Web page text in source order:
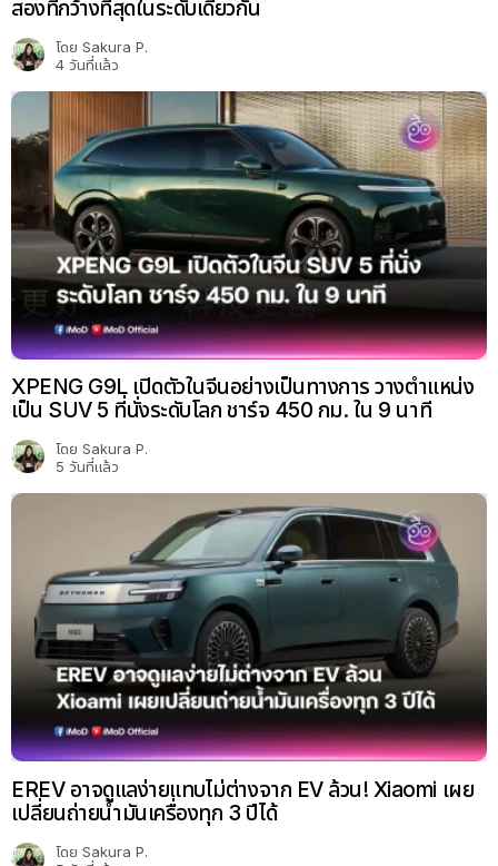
สองที่กว้างที่สุดในระดับเดียวกัน
โดย Sakura P.
4 วันที่แล้ว
XPENG G9L เปิดตัวในจีนอย่างเป็นทางการ วางตำแหน่ง
เป็น SUV 5 ที่นั่งระดับโลก ชาร์จ 450 กม. ใน 9 นาที
โดย Sakura P.
5 วันที่แล้ว
EREV อาจดูแลง่ายแทบไม่ต่างจาก EV ล้วน! Xiaomi เผย
เปลี่ยนถ่ายน้ำมันเครื่องทุก 3 ปีได้
โดย Sakura P.